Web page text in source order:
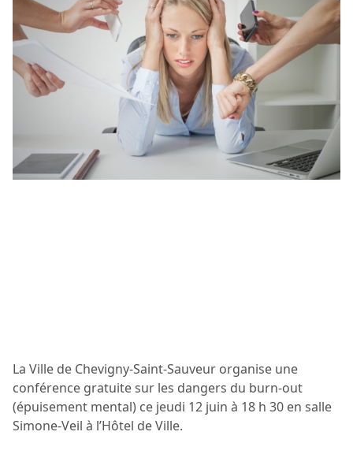
La Ville de Chevigny-Saint-Sauveur organise une
conférence gratuite sur les dangers du burn-out
(épuisement mental) ce jeudi 12 juin à 18 h 30 en salle
Simone-Veil à l’Hôtel de Ville.